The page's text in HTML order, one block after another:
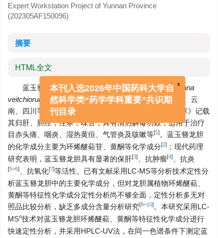
Expert Workstation Project of Yunnan Province
(202305AF150096)
摘要
HTML全文
蓝玉簪龙胆为龙胆科龙胆属植物蓝玉簪龙胆 (Gentiana
veitchiorum
Hemsl.) 的干燥地上部分，主要分布于西藏、云
南、四川等地，被藏族人民称为“邦见温保”。《晶珠本草》记载
其归肝、胆经，性寒，味苦，具有清热解毒功效，适用于治疗
目赤头痛、咽炎、湿热黄疸、气管炎及咳嗽等[1 ] 。蓝玉簪龙胆
的化学成分主要为环烯醚萜苷、黄酮等化学成分[2] ；现代药理
研究表明，蓝玉簪龙胆具有显著的保肝[3] 、抗肿瘤[4] 、抗炎
[5−6] 、抗氧化[7]等活性。已有文献采用LC-MS等分析技术定性分
析蓝玉簪龙胆中的主要化学成分，但对龙胆属植物环烯醚萜、
黄酮等特征性化学成分定性分析尚不够全面，定性分析多无对
照品比较分析，缺乏多成分含量分析研究[8−10] 。本研究采用LC-
MSn技术对蓝玉簪龙胆环烯醚萜、黄酮等特征性化学成分进行
快速定性分析，并采用HPLC-UV法，在同一色谱条件下测定蓝
本刊入选2026年中国药科大学自
然科学类“药学学科重要”共识期
刊目录